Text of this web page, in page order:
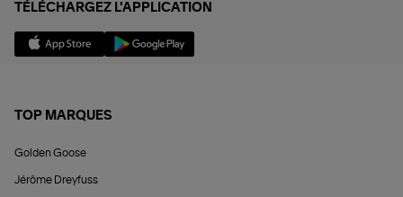
TÉLÉCHARGEZ L'APPLICATION
TOP MARQUES
Golden Goose
Jérôme Dreyfuss